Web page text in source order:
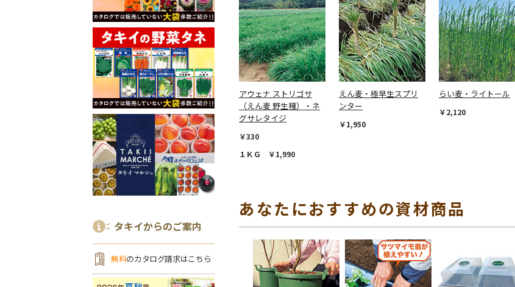
タキイからのご案内
無料のカタログ請求はこちら
アウェナ ストリゴサ
（えん麦 野生種）・ネ
グサレタイジ
￥330
１ＫＧ ￥1,990
えん麦・極早生スプリ
ンター
￥1,950
らい麦・ライトール
￥2,120
あなたにおすすめの資材商品